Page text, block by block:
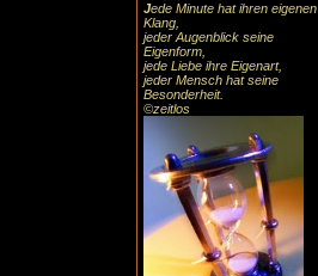
Jede Minute hat ihren eigenen
Klang,
jeder Augenblick seine
Eigenform,
jede Liebe ihre Eigenart,
jeder Mensch hat seine
Besonderheit.
©zeitlos